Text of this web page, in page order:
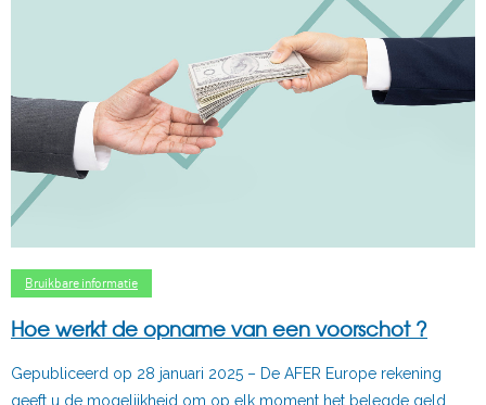
Bruikbare informatie
Hoe werkt de opname van een voorschot ?
Gepubliceerd op 28 januari 2025 – De AFER Europe rekening
geeft u de mogelijkheid om op elk moment het belegde geld